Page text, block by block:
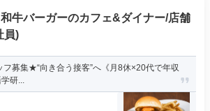
和牛バーガーのカフェ&ダイナー/店舗
員)
フ募集★“向き合う接客”へ《月8休×20代で年収
研...